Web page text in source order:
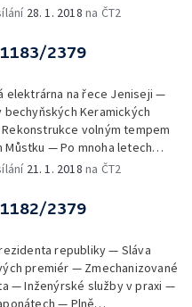
módy — E. Filla a jeho
— Rallye Monte Carlo v
kontrole
28. 1. 2018 na ČT2
2379
elektrárna na řece Jeniseji —
bechyňských Keramických
volným tempem
Můstku — Po mnoha letech
muzeum v Mostě — Člověk ve
— Arcibiskupské kočáry v
— Výstava cínových
— Hlavní město Mexika žije
Olympiádu — Olympijský oheň
— Lyžařské Turné čtyř můstků
21. 1. 2018 na ČT2
2379
republiky — Sláva
premiér — Zmechanizované
— Inženýrské služby v praxi —
— Plně